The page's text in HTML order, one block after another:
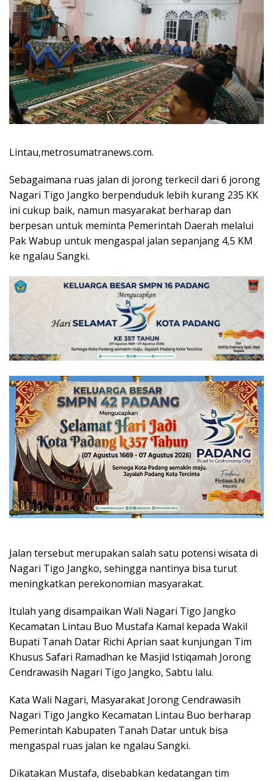
Lintau,metrosumatranews.com.
Sebagaimana ruas jalan di jorong terkecil dari 6 jorong
Nagari Tigo Jangko berpenduduk lebih kurang 235 KK
ini cukup baik, namun masyarakat berharap dan
berpesan untuk meminta Pemerintah Daerah melalui
Pak Wabup untuk mengaspal jalan sepanjang 4,5 KM
ke ngalau Sangki.
Jalan tersebut merupakan salah satu potensi wisata di
Nagari Tigo Jangko, sehingga nantinya bisa turut
meningkatkan perekonomian masyarakat.
Itulah yang disampaikan Wali Nagari Tigo Jangko
Kecamatan Lintau Buo Mustafa Kamal kepada Wakil
Bupati Tanah Datar Richi Aprian saat kunjungan Tim
Khusus Safari Ramadhan ke Masjid Istiqamah Jorong
Cendrawasih Nagari Tigo Jangko, Sabtu lalu.
Kata Wali Nagari, Masyarakat Jorong Cendrawasih
Nagari Tigo Jangko Kecamatan Lintau Buo berharap
Pemerintah Kabupaten Tanah Datar untuk bisa
mengaspal ruas jalan ke ngalau Sangki.
Dikatakan Mustafa, disebabkan kedatangan tim